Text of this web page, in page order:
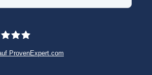
ProvenExpert.com